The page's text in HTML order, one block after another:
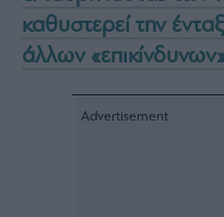
καθυστερεί την
άλλων